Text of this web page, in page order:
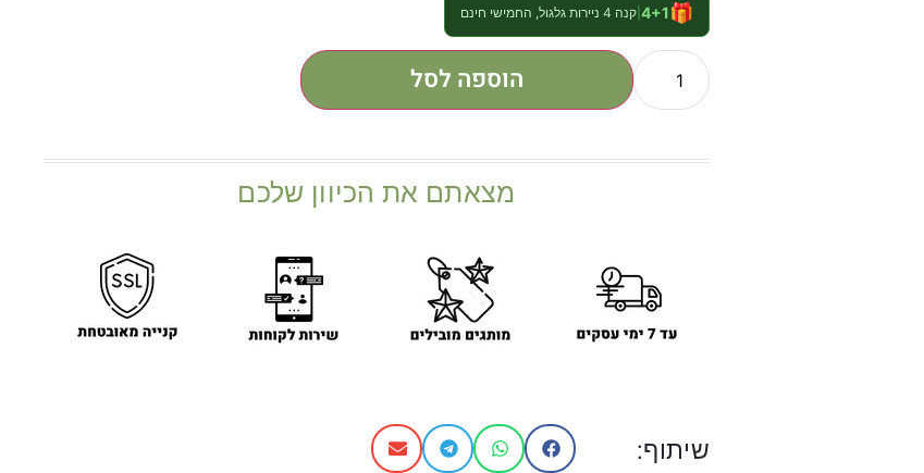
🎁
4+1 קנה 4 ניירות גלגול, החמישי חינם
הוספה לסל
מצאתם את הכיוון שלכם
שיתוף: